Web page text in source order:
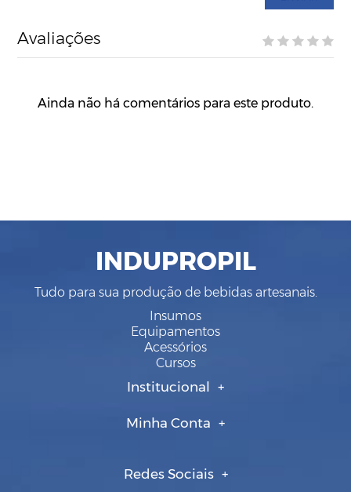
Avaliações
Ainda não há comentários para este produto.
INDUPROPIL
Tudo para sua produção de bebidas artesanais.
Insumos
Equipamentos
Acessórios
Cursos
Institucional
Minha Conta
Redes Sociais